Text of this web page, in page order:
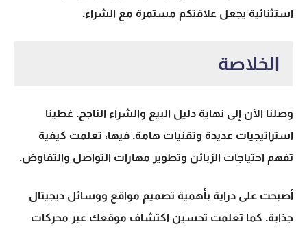
استثنائية يجعل علاقتكم مستمرة مع الشراء.
الخلاصة
وصلنا الآن إلى نهاية دليل البيع والشراء الناجح. غطينا
استراتيجيات عديدة وتقنيات هامة. فيها، تعلمت كيفية
تفهم احتياجات الزبائن وتطوير مهارات التواصل والتفاوض.
أصبحت على دراية بأهمية تصميم مواقع ووسائل ديجيتال
جذابة. كما تعلمت تحسين اكتشاف موقعك عبر محركات